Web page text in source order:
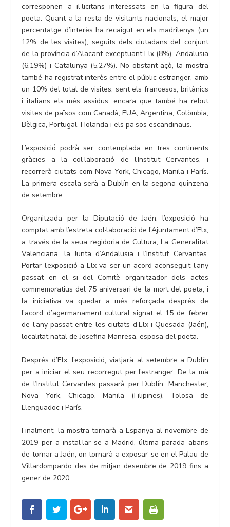
corresponen a il·licitans interessats en la figura del
poeta. Quant a la resta de visitants nacionals, el major
percentatge d’interès ha recaigut en els madrilenys (un
12% de les visites), seguits dels ciutadans del conjunt
de la província d’Alacant exceptuant Elx (8%), Andalusia
(6,19%) i Catalunya (5,27%). No obstant açò, la mostra
també ha registrat interès entre el públic estranger, amb
un 10% del total de visites, sent els francesos, britànics
i italians els més assidus, encara que també ha rebut
visites de països com Canadà, EUA, Argentina, Colòmbia,
Bèlgica, Portugal, Holanda i els països escandinaus.
L’exposició podrà ser contemplada en tres continents
gràcies a la col·laboració de l’Institut Cervantes, i
recorrerà ciutats com Nova York, Chicago, Manila i París.
La primera escala serà a Dublín en la segona quinzena
de setembre.
Organitzada per la Diputació de Jaén, l’exposició ha
comptat amb l’estreta col·laboració de l’Ajuntament d’Elx,
a través de la seua regidoria de Cultura, La Generalitat
Valenciana, la Junta d’Andalusia i l’Institut Cervantes.
Portar l’exposició a Elx va ser un acord aconseguit l’any
passat en el si del Comitè organitzador dels actes
commemoratius del 75 aniversari de la mort del poeta, i
la iniciativa va quedar a més reforçada després de
l’acord d’agermanament cultural signat el 15 de febrer
de l’any passat entre les ciutats d’Elx i Quesada (Jaén),
localitat natal de Josefina Manresa, esposa del poeta.
Després d’Elx, l’exposició, viatjarà al setembre a Dublín
per a iniciar el seu recorregut per l’estranger. De la mà
de l’Institut Cervantes passarà per Dublín, Manchester,
Nova York, Chicago, Manila (Filipines), Tolosa de
Llenguadoc i París.
Finalment, la mostra tornarà a Espanya al novembre de
2019 per a instal·lar-se a Madrid, última parada abans
de tornar a Jaén, on tornarà a exposar-se en el Palau de
Villardompardo des de mitjan desembre de 2019 fins a
gener de 2020.